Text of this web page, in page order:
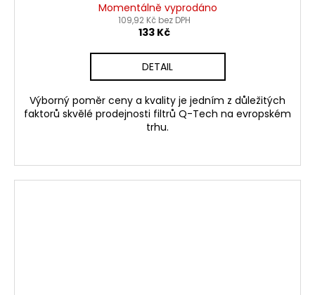
Momentálně vyprodáno
109,92 Kč bez DPH
133 Kč
DETAIL
Výborný poměr ceny a kvality je jedním z důležitých
faktorů skvělé prodejnosti filtrů Q-Tech na evropském
trhu.